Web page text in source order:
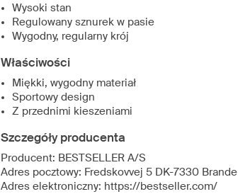
Wysoki stan
Regulowany sznurek w pasie
Wygodny, regularny krój
Właściwości
Miękki, wygodny materiał
Sportowy design
Z przednimi kieszeniami
Szczegóły producenta
Producent: BESTSELLER A/S
Adres pocztowy: Fredskovvej 5 DK-7330 Brande
Adres elektroniczny: https://bestseller.com/